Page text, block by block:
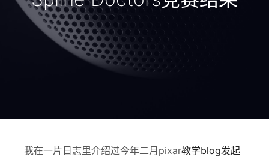
我在一片日志里介绍过今年二月pixar教学blog发起